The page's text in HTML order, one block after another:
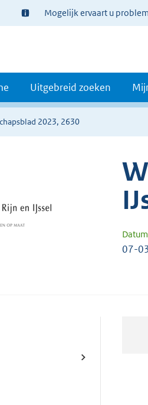
Ter
informatie:
Mogelijk ervaart u
Uitgebreid zoeken
2023, 2630
07-